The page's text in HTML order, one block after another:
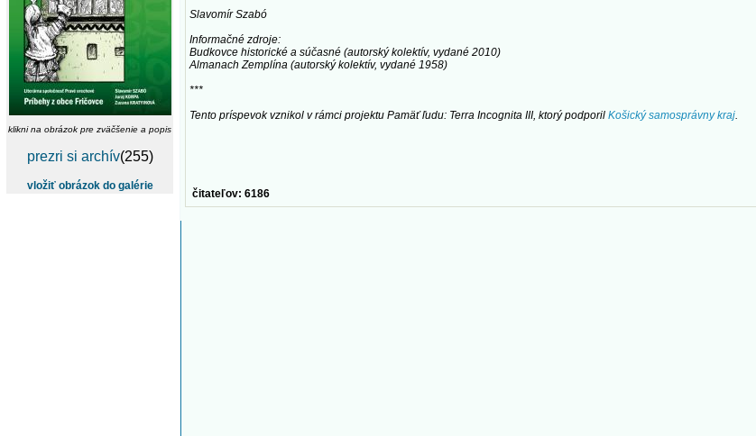
klikni na obrázok pre zväčšenie a popis
prezri si archív(255)
vložiť obrázok do galérie
Slavomír Szabó
Informačné zdroje:
Budkovce historické a súčasné (autorský kolektív, vydané 2010)
Almanach Zemplína (autorský kolektív, vydané 1958)
***
Tento príspevok vznikol v rámci projektu Pamäť ľudu: Terra Incognita III, ktorý podporil Košický samosprávny kraj.
čitateľov: 6186